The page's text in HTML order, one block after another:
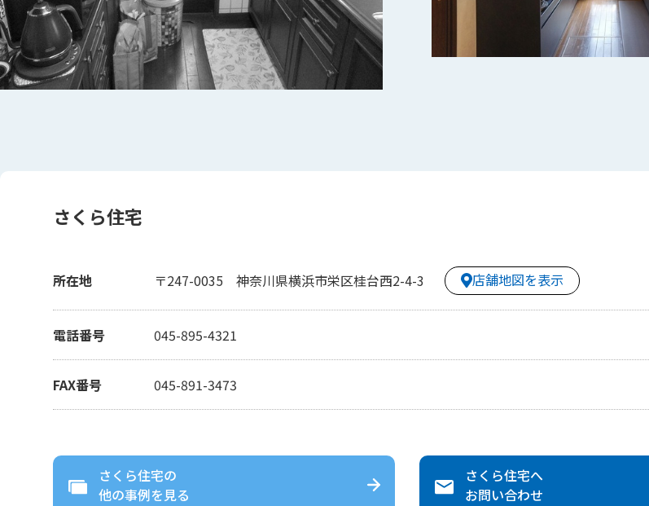
さくら住宅
所在地 〒247-0035 神奈川県横浜市栄区桂台西2-4-3 店舗地図を表示
電話番号 045-895-4321
FAX番号 045-891-3473
さくら住宅の
他の事例を見る
さくら住宅へ
お問い合わせ